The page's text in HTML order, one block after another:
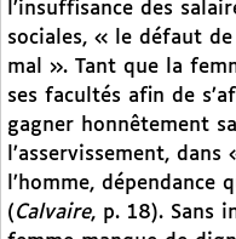
l’insuffisance des
sociales, « le défaut
mal ». Tant que la
ses facultés afin de
gagner honnêtement
l’asservissement,
l’homme,
(Calvaire, p. 18). Sans